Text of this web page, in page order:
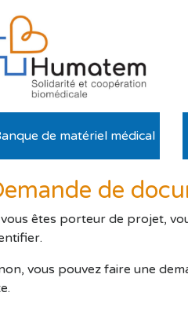
de matériel médical
de
vous êtes porteur de projet,
vous pouvez faire une